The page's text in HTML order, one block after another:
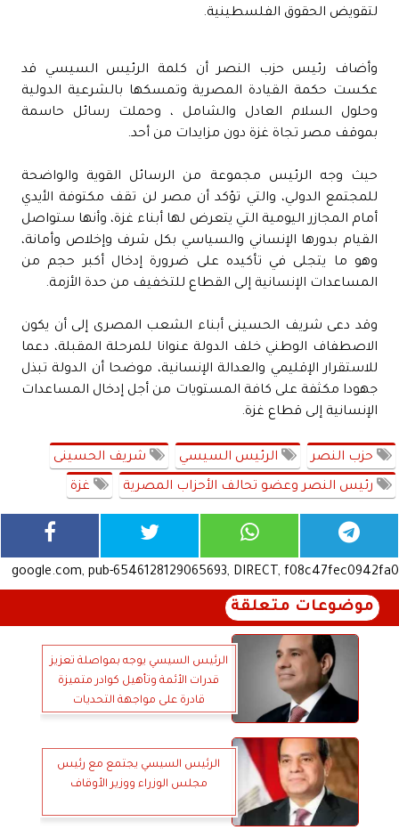
لتقويض الحقوق الفلسطينية.
وأضاف رئيس حزب النصر أن كلمة الرئيس السيسي قد
عكست حكمة القيادة المصرية وتمسكها بالشرعية الدولية
وحلول السلام العادل والشامل ، وحملت رسائل حاسمة
بموقف مصر تجاة غزة دون مزايدات من أحد.
حيث وجه الرئيس مجموعة من الرسائل القوية والواضحة
للمجتمع الدولي، والتي تؤكد أن مصر لن تقف مكتوفة الأيدي
أمام المجازر اليومية التي يتعرض لها أبناء غزة، وأنها ستواصل
القيام بدورها الإنساني والسياسي بكل شرف وإخلاص وأمانة،
وهو ما يتجلى في تأكيده على ضرورة إدخال أكبر حجم من
المساعدات الإنسانية إلى القطاع للتخفيف من حدة الأزمة.
وقد دعى شريف الحسينى أبناء الشعب المصرى إلى أن يكون
الاصطفاف الوطني خلف الدولة عنوانا للمرحلة المقبلة، دعما
للاستقرار الإقليمي والعدالة الإنسانية، موضحا أن الدولة تبذل
جهودا مكثفة على كافة المستويات من أجل إدخال المساعدات
الإنسانية إلى قطاع غزة.
حزب النصر الرئيس السيسي شريف الحسينى
رئيس النصر وعضو تحالف الأحزاب المصرية غزة
google.com, pub-6546128129065693, DIRECT, f08c47fec0942fa0
موضوعات متعلقة
الرئيس السيسي يوجه بمواصلة تعزيز
قدرات الأئمة وتأهيل كوادر متميزة
قادرة على مواجهة التحديات
الرئيس السيسي يجتمع مع رئيس
مجلس الوزراء ووزير الأوقاف